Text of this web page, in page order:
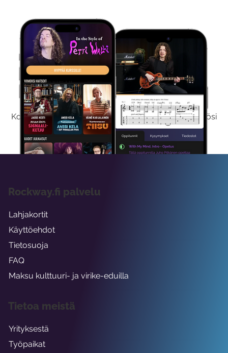
Kokeile Ilmaiseksi
Kokeilemalla ilmaiseksi saat koko sisältömme käyttöösi
viikon ajaksi.
Rockway.fi palvelu
Lahjakortit
Käyttöehdot
Tietosuoja
FAQ
Maksu kulttuuri- ja virike-eduilla
Tietoa meistä
Yrityksestä
Työpaikat